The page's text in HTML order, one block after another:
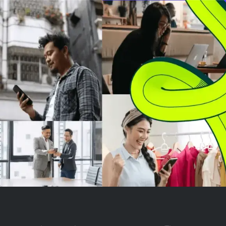
naik 4,3% per saham, dan
membayar dividen €48,1 juta
kepada pem...
dari UCB, naik
membagikan
juta kepada